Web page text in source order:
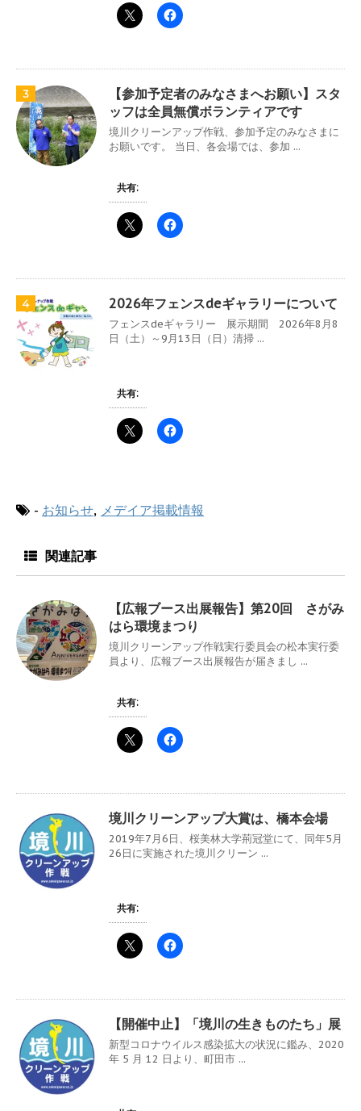
3
【参加予定者のみなさまへお願い】スタ
ッフは全員無償ボランティアです
境川クリーンアップ作戦、参加予定のみなさまに
お願いです。 当日、各会場では、参加 ...
共有:
4 2026年フェンスdeギャラリーについて
フェンスdeギャラリー 展示期間 2026年8月8
日（土）～9月13日（日）清掃 ...
共有:
- お知らせ, メデイア掲載情報
関連記事
【広報ブース出展報告】第20回 さがみ
はら環境まつり
境川クリーンアップ作戦実行委員会の松本実行委
員より、広報ブース出展報告が届きまし ...
共有:
境川クリーンアップ大賞は、橋本会場
2019年7月6日、桜美林大学荊冠堂にて、同年5月
26日に実施された境川クリーン ...
共有:
【開催中止】「境川の生きものたち」展
新型コロナウイルス感染拡大の状況に鑑み、2020
年 5 月 12 日より、町田市 ...